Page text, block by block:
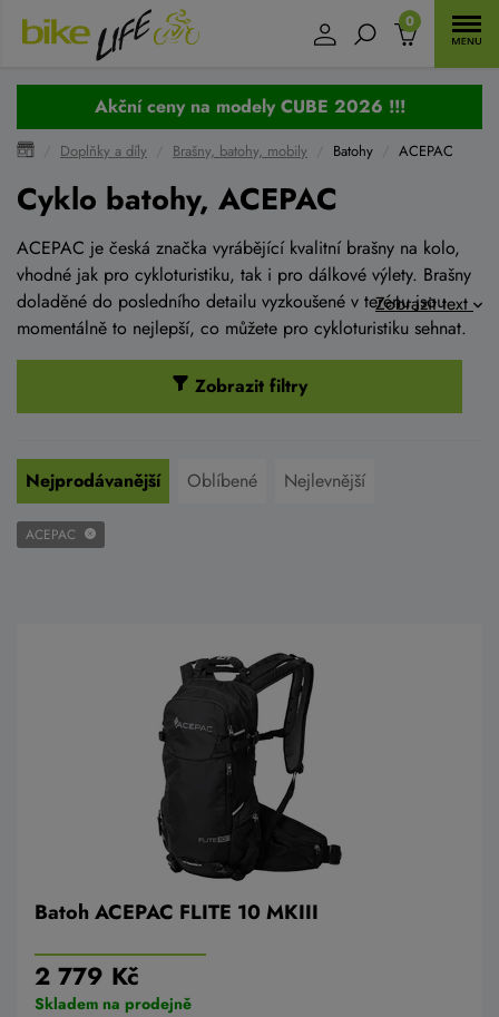
0
Akční ceny na modely CUBE 2026 !!!
Doplňky a díly Brašny, batohy, mobily Batohy ACEPAC
Cyklo batohy, ACEPAC
ACEPAC je česká značka vyrábějící kvalitní brašny na kolo,
vhodné jak pro cykloturistiku, tak i pro dálkové výlety. Brašny
doladěné do posledního detailu vyzkoušené v terénu jsou
momentálně to nejlepší, co můžete pro cykloturistiku sehnat.
Zobrazit text
Zobrazit filtry
Nejprodávanější Oblíbené Nejlevnější
ACEPAC
Batoh ACEPAC FLITE 10 MKIII
2 779 Kč
Skladem na prodejně